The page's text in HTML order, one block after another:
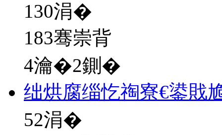
130涓�
183骞崇背
4瀹�2鍘�
绌烘腐缁忔祹寮€鍙戝
52涓�